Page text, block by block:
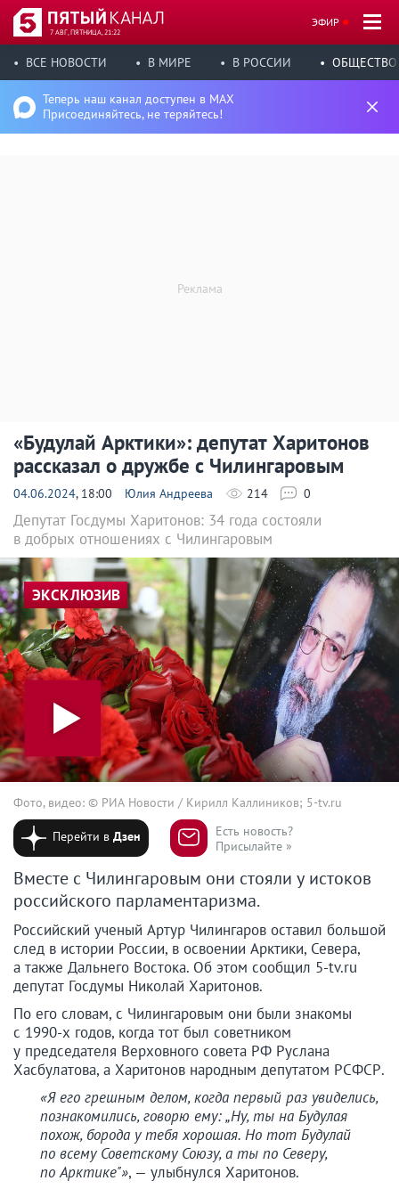
7 АВГ, ПЯТНИЦА, 21:22
ЭФИР
ВСЕ НОВОСТИ В МИРЕ В РОССИИ ОБЩЕСТВО
Теперь наш канал доступен в MAX
Присоединяйтесь, не теряйтесь!
«Будулай Арктики»: депутат Харитонов
рассказал о дружбе с Чилингаровым
04.06.2024, 18:00 Юлия Андреева 214 0
Депутат Госдумы Харитонов: 34 года состояли
в добрых отношениях с Чилингаровым
ЭКСКЛЮЗИВ
Фото, видео: © РИА Новости / Кирилл Каллиников; 5-tv.ru
Перейти вДзен
Есть новость?
Присылайте »
Вместе с Чилингаровым они стояли у истоков
российского парламентаризма.
Российский ученый Артур Чилингаров оставил большой
след в истории России, в освоении Арктики, Севера,
а также Дальнего Востока. Об этом сообщил 5-tv.ru
депутат Госдумы Николай Харитонов.
По его словам, с Чилингаровым они были знакомы
с 1990-х годов, когда тот был советником
у председателя Верховного совета РФ Руслана
Хасбулатова, а Харитонов народным депутатом РСФСР.
«Я его грешным делом, когда первый раз увиделись,
познакомились, говорю ему: „Ну, ты на Будулая
похож, борода у тебя хорошая. Но тот Будулай
по всему Советскому Союзу, а ты по Северу,
по Арктике"», — улыбнулся Харитонов.